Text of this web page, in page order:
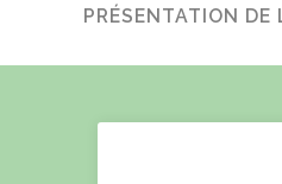
PRÉSENTATION DE